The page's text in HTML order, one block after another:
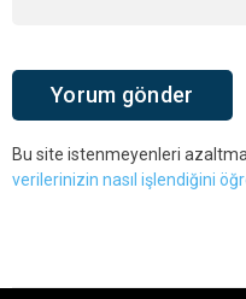
Bu site istenmeyenleri
verilerinizin nasıl işlendiğini